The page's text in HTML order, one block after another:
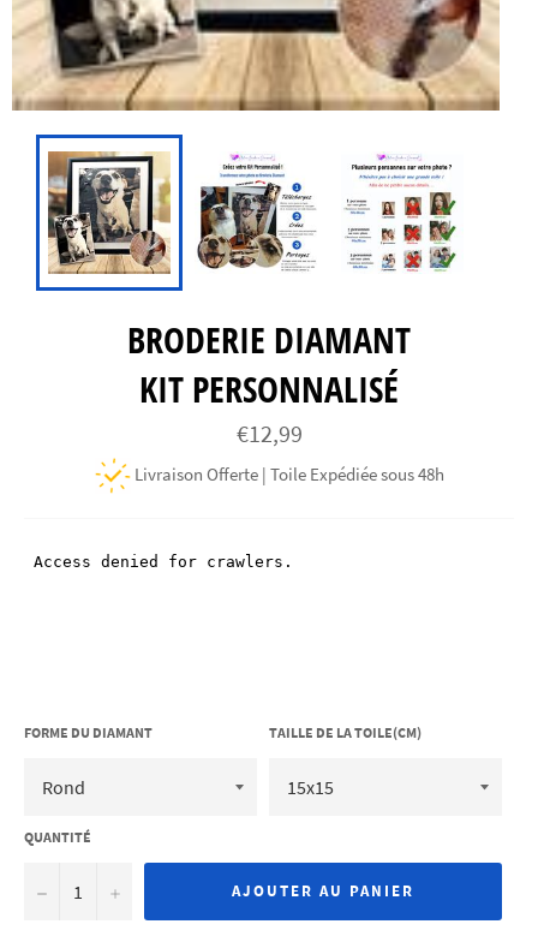
BRODERIE DIAMANT
KIT PERSONNALISÉ
Prix
régulier
€12,99
Livraison Offerte | Toile Expédiée sous 48h
FORME DU DIAMANT TAILLE DE LA TOILE(CM)
QUANTITÉ
− + AJOUTER AU PANIER